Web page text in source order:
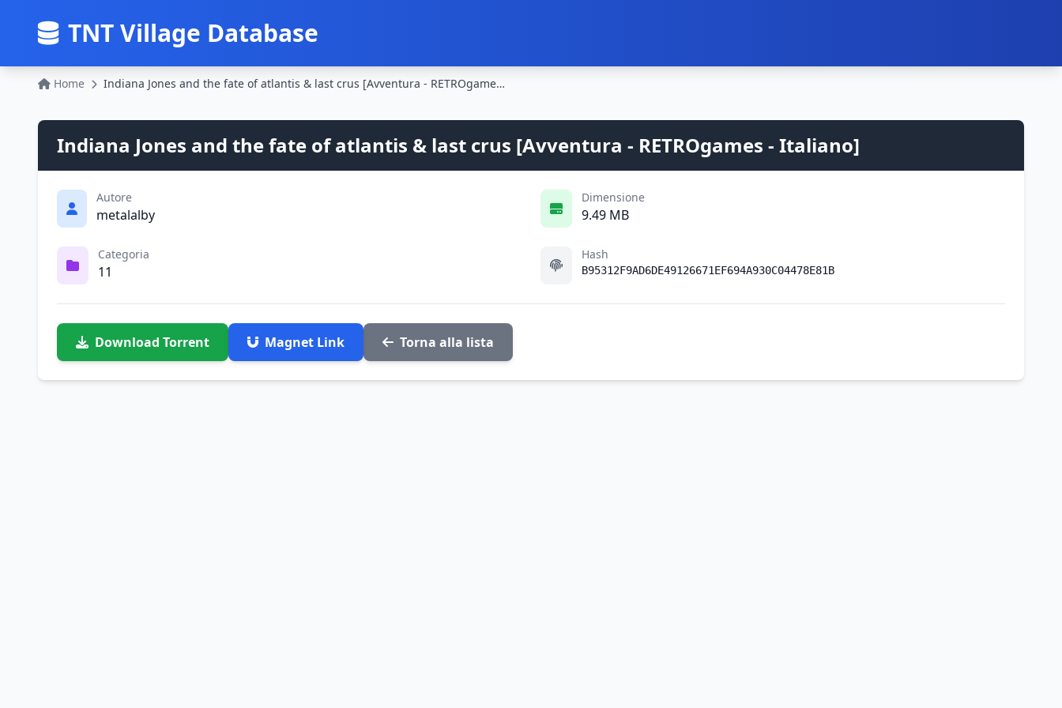
TNT Village Database
Home Indiana Jones and the fate of atlantis & last crus [Avventura - RETROgames - Italiano]
Indiana Jones and the fate of atlantis & last crus [Avventura - RETROgames - Italiano]
Autore
metalalby
Dimensione
9.49 MB
Categoria
11
Hash
B95312F9AD6DE49126671EF694A930C04478E81B
Download Torrent Magnet Link Torna alla lista